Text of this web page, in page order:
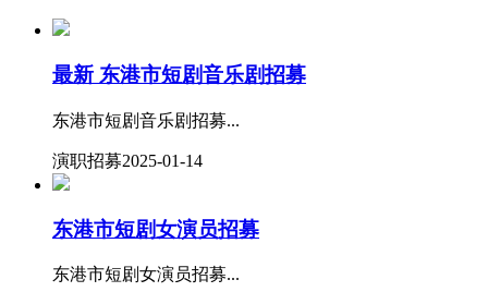
最新 东港市短剧音乐剧招募
东港市短剧音乐剧招募...
演职招募2025-01-14
东港市短剧女演员招募
东港市短剧女演员招募...